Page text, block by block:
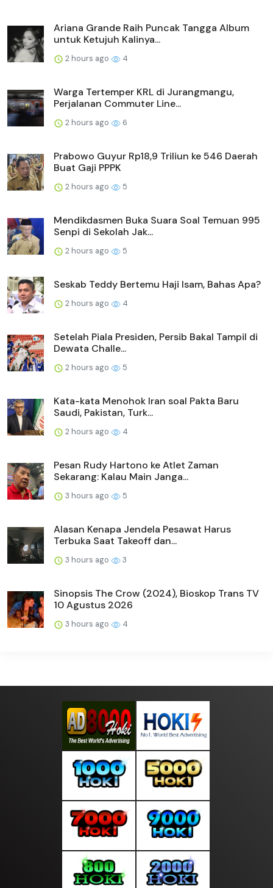
Ariana Grande Raih Puncak Tangga Album
untuk Ketujuh Kalinya...
2 hours ago 4
Warga Tertemper KRL di Jurangmangu,
Perjalanan Commuter Line...
2 hours ago 6
Prabowo Guyur Rp18,9 Triliun ke 546 Daerah
Buat Gaji PPPK
2 hours ago 5
Mendikdasmen Buka Suara Soal Temuan 995
Senpi di Sekolah Jak...
2 hours ago 5
Seskab Teddy Bertemu Haji Isam, Bahas Apa?
2 hours ago 4
Setelah Piala Presiden, Persib Bakal Tampil di
Dewata Challe...
2 hours ago 5
Kata-kata Menohok Iran soal Pakta Baru
Saudi, Pakistan, Turk...
2 hours ago 4
Pesan Rudy Hartono ke Atlet Zaman
Sekarang: Kalau Main Janga...
3 hours ago 5
Alasan Kenapa Jendela Pesawat Harus
Terbuka Saat Takeoff dan...
3 hours ago 3
Sinopsis The Crow (2024), Bioskop Trans TV
10 Agustus 2026
3 hours ago 4